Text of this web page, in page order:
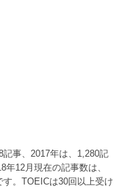
事、2017年は、1,280記
12月現在の記事数は、
。TOEICは30回以上受け